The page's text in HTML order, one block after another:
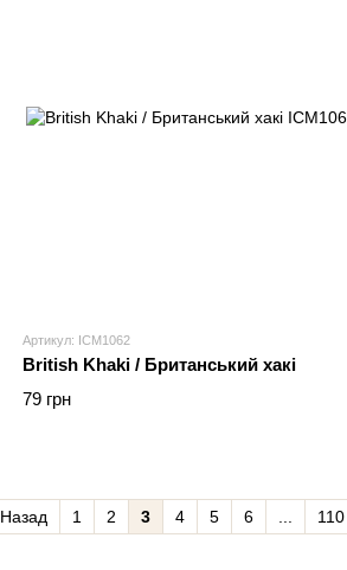
Артикул: ICM1062
British Khaki / Британський хакі
79 грн
Назад 1 2 3 4 5 6 110